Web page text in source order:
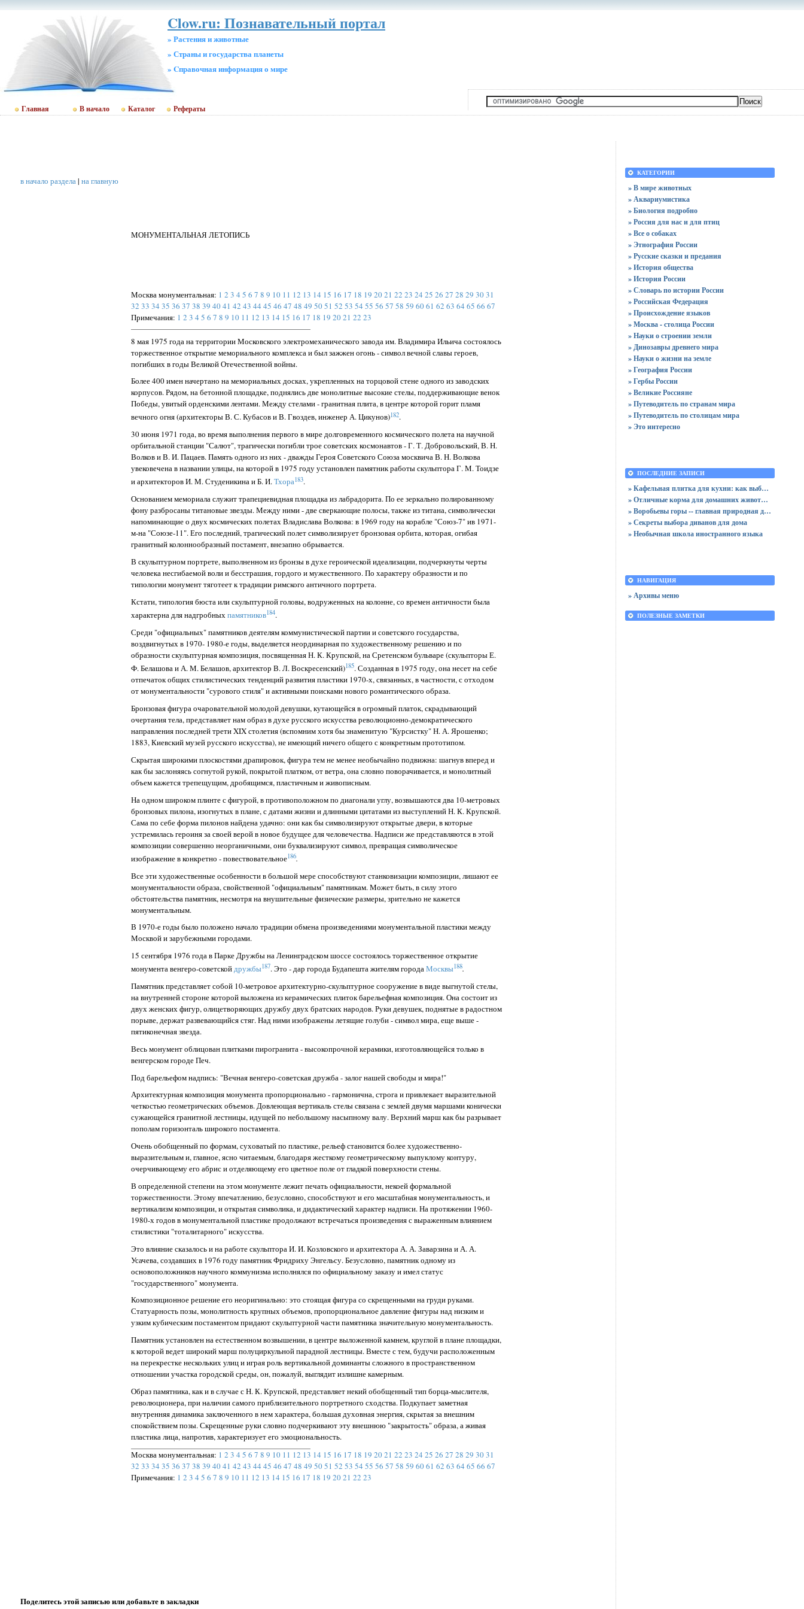
Clow.ru: Познавательный портал
» Растения и животные
» Страны и государства планеты
» Cправочная информация о мире
Главная В начало Каталог Рефераты
в начало раздела| на главную
МОНУМЕНТАЛЬНАЯ ЛЕТОПИСЬ
Москва монументальная: 1 2 3 4 5 6 7 8 9 10 11 12 13 14 15 16 17 18 19 2021 22 23 24 25 26 27 28 29 3031
32 33 34 35 36 37 38 39 4041 42 43 44 45 46 47 48 49 5051 52 53 54 55 56 57 58 59 6061 62 63 64 65 66 67
Примечания: 1 2 3 4 5 6 7 8 9 10 11 12 13 14 15 16 17 18 19 2021 22 23
8 мая 1975 года на территории Московского электромеханического завода им. Владимира Ильича состоялось
торжественное открытие мемориального комплекса и был зажжен огонь - символ вечной славы героев,
погибших в годы Великой Отечественной войны.
Более 400 имен начертано на мемориальных досках, укрепленных на торцовой стене одного из заводских
корпусов. Рядом, на бетонной площадке, поднялись две монолитные высокие стелы, поддерживающие венок
Победы, увитый орденскими лентами. Между стелами - гранитная плита, в центре которой горит пламя
вечного огня (архитекторы В. С. Кубасов и В. Гвоздев, инженер А. Цикунов)182.
30 июня 1971 года, во время выполнения первого в мире долговременного космического полета на научной
орбитальной станции "Салют", трагически погибли трое советских космонавтов - Г. Т. Добровольский, В. Н.
Волков и В. И. Пацаев. Память одного из них - дважды Героя Советского Союза москвича В. Н. Волкова
увековечена в названии улицы, на которой в 1975 году установлен памятник работы скульптора Г. М. Тоидзе
и архитекторов И. М. Студеникина и Б. И.Тхора183.
Основанием мемориала служит трапециевидная площадка из лабрадорита. По ее зеркально полированному
фону разбросаны титановые звезды. Между ними - две сверкающие полосы, также из титана, символически
напоминающие о двух космических полетах Владислава Волкова: в 1969 году на корабле "Союз-7" ив 1971-
м-на "Союзе-11". Его последний, трагический полет символизирует бронзовая орбита, которая, огибая
гранитный колоннообразный постамент, внезапно обрывается.
В скульптурном портрете, выполненном из бронзы в духе героической идеализации, подчеркнуты черты
человека несгибаемой воли и бесстрашия, гордого и мужественного. По характеру образности и по
типологии монумент тяготеет к традиции римского античного портрета.
Кстати, типология бюста или скульптурной головы, водруженных на колонне, со времен античности была
характерна для надгробныхпамятников184.
Среди "официальных" памятников деятелям коммунистической партии и советского государства,
воздвигнутых в 1970- 1980-е годы, выделяется неординарная по художественному решению и по
образности скульптурная композиция, посвященная Н. К. Крупской, на Сретенском бульваре (скульпторы Е.
Ф. Белашова и А. М. Белашов, архитектор В. Л. Воскресенский)185. Созданная в 1975 году, она несет на себе
отпечаток общих стилистических тенденций развития пластики 1970-х, связанных, в частности, с отходом
от монументальности "сурового стиля" и активными поисками нового романтического образа.
Бронзовая фигура очаровательной молодой девушки, кутающейся в огромный платок, скрадывающий
очертания тела, представляет нам образ в духе русского искусства революционно-демократического
направления последней трети XIX столетия (вспомним хотя бы знаменитую "Курсистку" Н. А. Ярошенко;
1883, Киевский музей русского искусства), не имеющий ничего общего с конкретным прототипом.
Скрытая широкими плоскостями драпировок, фигура тем не менее необычайно подвижна: шагнув вперед и
как бы заслоняясь согнутой рукой, покрытой платком, от ветра, она словно поворачивается, и монолитный
объем кажется трепещущим, дробящимся, пластичным и живописным.
На одном широком плинте с фигурой, в противоположном по диагонали углу, возвышаются два 10-метровых
бронзовых пилона, изогнутых в плане, с датами жизни и длинными цитатами из выступлений Н. К. Крупской.
Сама по себе форма пилонов найдена удачно: они как бы символизируют открытые двери, в которые
устремилась героиня за своей верой в новое будущее для человечества. Надписи же представляются в этой
композиции совершенно неорганичными, они буквализируют символ, превращая символическое
изображение в конкретно -повествовательное186.
Все эти художественные особенности в большой мере способствуют станковизации композиции, лишают ее
монументальности образа, свойственной "официальным" памятникам. Может быть, в силу этого
обстоятельства памятник, несмотря на внушительные физические размеры, зрительно не кажется
монументальным.
В 1970-е годы было положено начало традиции обмена произведениями монументальной пластики между
Москвой и зарубежными городами.
15 сентября 1976 года в Парке Дружбы на Ленинградском шоссе состоялось торжественное открытие
монумента венгеро-советскойдружбы187. Это - дар города Будапешта жителям городаМосквы188.
Памятник представляет собой 10-метровое архитектурно-скульптурное сооружение в виде выгнутой стелы,
на внутренней стороне которой выложена из керамических плиток барельефная композиция. Она состоит из
двух женских фигур, олицетворяющих дружбу двух братских народов. Руки девушек, поднятые в радостном
порыве, держат развевающийся стяг. Над ними изображены летящие голуби - символ мира, еще выше -
пятиконечная звезда.
Весь монумент облицован плитками пирогранита - высокопрочной керамики, изготовляющейся только в
венгерском городе Печ.
Под барельефом надпись: "Вечная венгеро-советская дружба - залог нашей свободы и мира!"
Архитектурная композиция монумента пропорционально - гармонична, строга и привлекает выразительной
четкостью геометрических объемов. Довлеющая вертикаль стелы связана с землей двумя маршами конически
сужающейся гранитной лестницы, идущей по небольшому насыпному валу. Верхний марш как бы разрывает
пополам горизонталь широкого постамента.
Очень обобщенный по формам, суховатый по пластике, рельеф становится более художественно-
выразительным и, главное, ясно читаемым, благодаря жесткому геометрическому выпуклому контуру,
очерчивающему его абрис и отделяющему его цветное поле от гладкой поверхности стены.
В определенной степени на этом монументе лежит печать официальности, некоей формальной
торжественности. Этому впечатлению, безусловно, способствуют и его масштабная монументальность, и
вертикализм композиции, и открытая символика, и дидактический характер надписи. На протяжении 1960-
1980-х годов в монументальной пластике продолжают встречаться произведения с выраженным влиянием
стилистики "тоталитарного" искусства.
Это влияние сказалось и на работе скульптора И. И. Козловского и архитектора А. А. Заварзина и А. А.
Усачева, создавших в 1976 году памятник Фридриху Энгельсу. Безусловно, памятник одному из
основоположников научного коммунизма исполнялся по официальному заказу и имел статус
"государственного" монумента.
Композиционное решение его неоригинально: это стоящая фигура со скрещенными на груди руками.
Статуарность позы, монолитность крупных объемов, пропорциональное давление фигуры над низким и
узким кубическим постаментом придают скульптурной части памятника значительную монументальность.
Памятник установлен на естественном возвышении, в центре выложенной камнем, круглой в плане площадки,
к которой ведет широкий марш полуциркульной парадной лестницы. Вместе с тем, будучи расположенным
на перекрестке нескольких улиц и играя роль вертикальной доминанты сложного в пространственном
отношении участка городской среды, он, пожалуй, выглядит излишне камерным.
Образ памятника, как и в случае с Н. К. Крупской, представляет некий обобщенный тип борца-мыслителя,
революционера, при наличии самого приблизительного портретного сходства. Подкупает заметная
внутренняя динамика заключенного в нем характера, большая духовная энергия, скрытая за внешним
спокойствием позы. Скрещенные руки словно подчеркивают эту внешнюю "закрытость" образа, а живая
пластика лица, напротив, характеризует его эмоциональность.
Москва монументальная: 1 2 3 4 5 6 7 8 9 10 11 12 13 14 15 16 17 18 19 2021 22 23 24 25 26 27 28 29 3031
32 33 34 35 36 37 38 39 4041 42 43 44 45 46 47 48 49 5051 52 53 54 55 56 57 58 59 6061 62 63 64 65 66 67
Примечания: 1 2 3 4 5 6 7 8 9 10 11 12 13 14 15 16 17 18 19 2021 22 23
Поделитесь этой записью или добавьте в закладки
КАТЕГОРИИ
» В мире животных
» Аквариумистика
» Биология подробно
» Россия для нас и для птиц
» Все о собаках
» Этнография России
» Русские сказки и предания
» История общества
» История России
» Словарь по истории России
» Российская Федерация
» Происхождение языков
» Москва - столица России
» Науки о строении земли
» Динозавры древнего мира
» Науки о жизни на земле
» География России
» Гербы России
» Великие Россияне
» Путеводитель по странам мира
» Путеводитель по столицам мира
» Это интересно
ПОСЛЕДНИЕ ЗАПИСИ
» Кафельная плитка для кухни: как выбрать практичную отделку
» Отличные корма для домашних животных
» Воробьевы горы -- главная природная достопримечательность Москвы
» Секреты выбора диванов для дома
» Необычная школа иностранного языка
НАВИГАЦИЯ
» Архивы меню
ПОЛЕЗНЫЕ ЗАМЕТКИ